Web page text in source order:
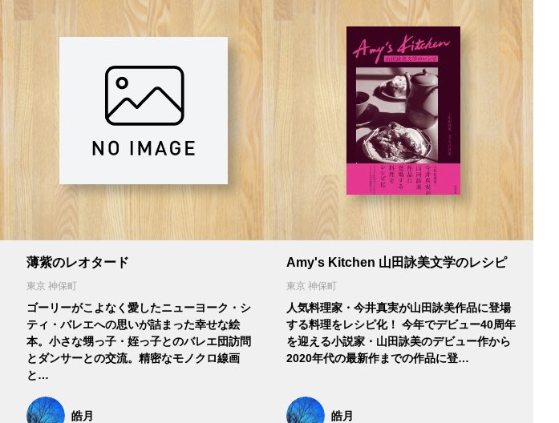
薄紫のレオタード
東京 神保町
ゴーリーがこよなく愛したニューヨーク・シ
ティ・バレエへの思いが詰まった幸せな絵
本。小さな甥っ子・姪っ子とのバレエ団訪問
とダンサーとの交流。精密なモノクロ線画
と…
皓月
Amy's Kitchen 山田詠美文学のレシピ
東京 神保町
人気料理家・今井真実が山田詠美作品に登場
する料理をレシピ化！ 今年でデビュー40周年
を迎える小説家・山田詠美のデビュー作から
2020年代の最新作までの作品に登…
皓月